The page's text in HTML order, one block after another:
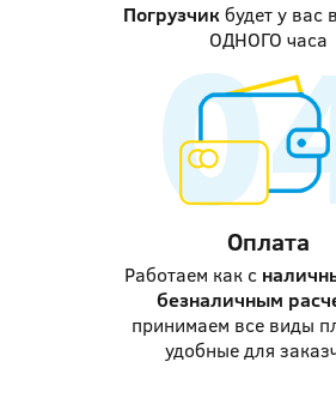
Погрузчикбудет у вас
ОДНОГО часа
Оплата
Работаем как с
безналичным
принимаем все виды
удобные для